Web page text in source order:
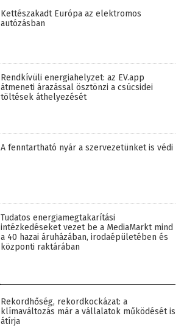
Kettészakadt Európa az elektromos
autózásban
Rendkívüli energiahelyzet: az EV.app
átmeneti árazással ösztönzi a csúcsidei
töltések áthelyezését
A fenntartható nyár a szervezetünket is védi
Tudatos energiamegtakarítási
intézkedéseket vezet be a MediaMarkt mind
a 40 hazai áruházában, irodaépületében és
központi raktárában
Rekordhőség, rekordkockázat: a
klímaváltozás már a vállalatok működését is
átírja